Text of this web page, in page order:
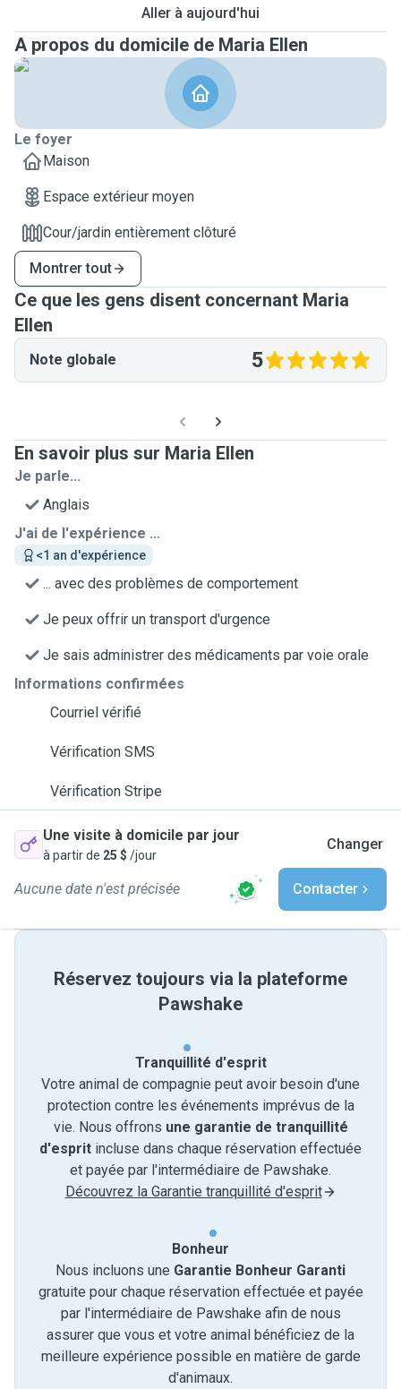
Aller à aujourd'hui
A propos du domicile de Maria Ellen
Le foyer
Maison
Espace extérieur moyen
Cour/jardin entièrement clôturé
Montrer tout
Ce que les gens disent concernant Maria
Ellen
Note globale 5
En savoir plus sur Maria Ellen
Je parle...
Anglais
J'ai de l'expérience ...
<1 an d'expérience
... avec des problèmes de comportement
Je peux offrir un transport d'urgence
Je sais administrer des médicaments par voie orale
Informations confirmées
Courriel vérifié
Vérification SMS
Vérification Stripe
Une visite à domicile par jour
à partir de 25 $ /jour
Changer
Aucune date n'est précisée Contacter
Réservez toujours via la plateforme
Pawshake
Tranquillité d'esprit
Votre animal de compagnie peut avoir besoin d'une
protection contre les événements imprévus de la
vie. Nous offrons une garantie de tranquillité
d'esprit incluse dans chaque réservation effectuée
et payée par l'intermédiaire de Pawshake.
Découvrez la Garantie tranquillité d'esprit
Bonheur
Nous incluons une Garantie Bonheur Garanti
gratuite pour chaque réservation effectuée et payée
par l'intermédiaire de Pawshake afin de nous
assurer que vous et votre animal bénéficiez de la
meilleure expérience possible en matière de garde
d'animaux.